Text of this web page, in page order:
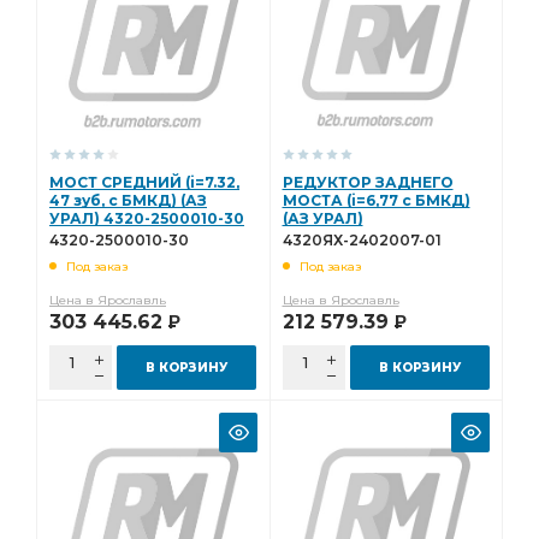
УСИЛИТЕЛЬ ТОРМОЗА
УСИЛИТЕЛЬ ТОРМОЗА ПНЕВМАТИЧЕСКИЙ
УСИЛИТЕЛЬ ТОРМОЗА ПНЕВМАТИЧЕСКИЙ АЗ УРАЛ
ТОРМОЗА ПНЕВМАТИЧЕСКИЙ АЗ УРАЛ
СУППОРТ ТОРМОЗА
СУППОРТ ТОРМОЗА С КОЛОДКАМИ
переднего моста ПРУЖИНА АЗ УРАЛ
РЕДУКТОР ЗАДНЕГО МОСТА i=7.49 Бак топливный
МЕХАНИЗМА ПЕРЕКЛЮЧЕНИЯ
электронный спидометр КОРОБКА ДОМ
спидометр АЗ УРАЛ
МОСТ СРЕДНИЙ (i=7.32,
47 зуб, с БМКД) (АЗ
УРАЛ) 4320-2500010-30
4320-2500010-30
Под заказ
Цена в Ярославль
303 445.62 Р
В КОРЗИНУ
РЕДУКТОР ЗАДНЕГО
МОСТА (i=6,77 с БМКД)
(АЗ УРАЛ)
4320ЯХ-2402007-01
4320ЯХ-2402007-01
Под заказ
Цена в Ярославль
212 579.39 Р
В КОРЗИНУ